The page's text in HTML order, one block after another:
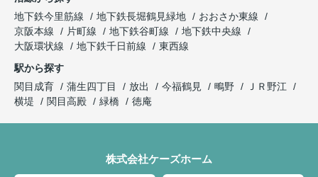
地下鉄今里筋線
地下鉄長堀鶴見緑地
おおさか東線
京阪本線
片町線 地下鉄谷町線
地下鉄中央線
大阪環状線
地下鉄千日前線
東西線
駅から探す
関目成育
蒲生四丁目 放出 今福鶴見 鴫野
ＪＲ野江
横堤
関目高殿 緑橋 徳庵
株式会社ケーズホーム